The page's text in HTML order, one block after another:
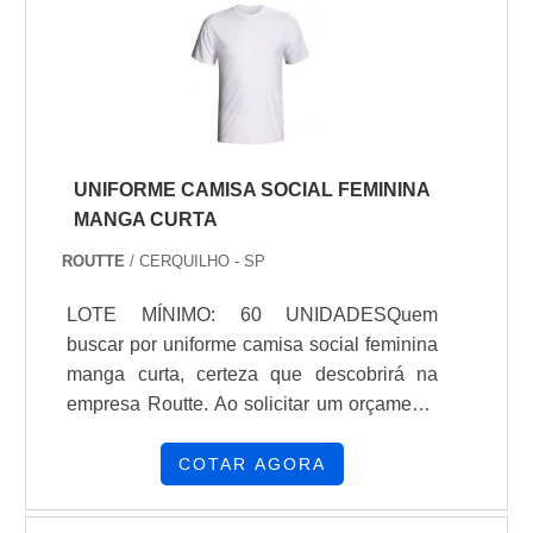
UNIFORME CAMISA SOCIAL FEMININA
MANGA CURTA
ROUTTE/ CERQUILHO - SP
LOTE MÍNIMO: 60 UNIDADESQuem
buscar por uniforme camisa social feminina
manga curta, certeza que descobrirá na
empresa Routte. Ao solicitar um orçamento
ramo, o cliente terá acesso a produtos de
contato inicial ao pós-venda.Quando a
COTAR AGORA